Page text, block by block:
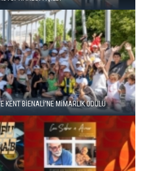
GARLARI SANATLA YENİDEN
DOĞUYOR